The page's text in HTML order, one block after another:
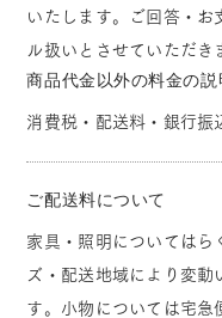
いたします。ご回答・お
ル扱いとさせていただき
商品代金以外の料金の説
消費税・配送料・銀行振
ご配送料について
家具・照明についてはら
ズ・配送地域により変動
す。小物については宅急